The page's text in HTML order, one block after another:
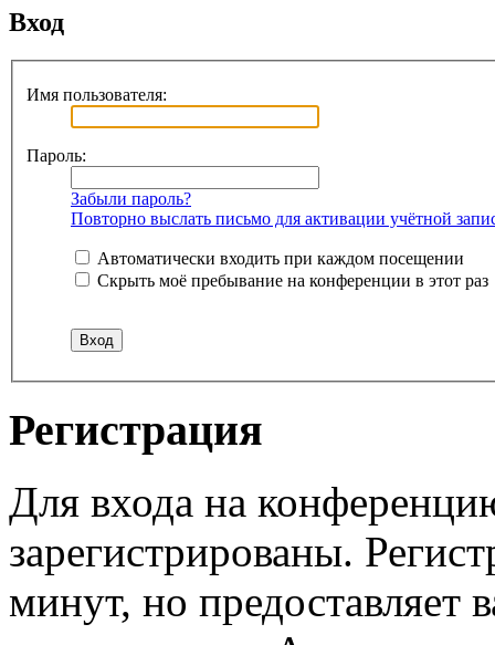
Вход
Имя пользователя:
Пароль:
Забыли пароль?
Повторно выслать письмо для активации учётной
Автоматически входить при каждом посещении
Скрыть моё пребывание на конференции в этот раз
Регистрация
Для входа на
зарегистрированы.
минут, но предоставляет